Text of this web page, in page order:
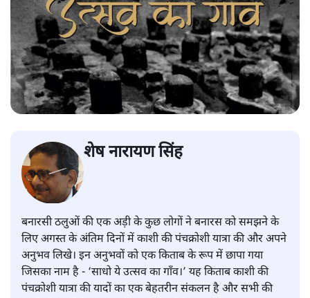
शेष नारायण सिंह
बनारसी ठलुओं की एक अड़ी के कुछ लोगों ने बनारस को समझने के
लिए अगस्त के अंतिम दिनों में काशी की पंचक्रोशी यात्रा की और अपने
अनुभव लिखे। इन अनुभवों को एक किताब के रूप में छापा गया
जिसका नाम है - ‘साधो ये उत्सव का गाँव।’ यह किताब काशी की
पंचक्रोशी यात्रा की यादों का एक बेहतरीन संकलन है और सभी की